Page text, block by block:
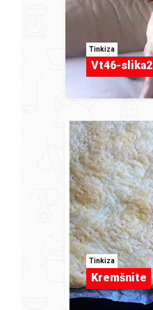
Tinkiza
Vt46-slika2
Tinkiza
Kremšnite